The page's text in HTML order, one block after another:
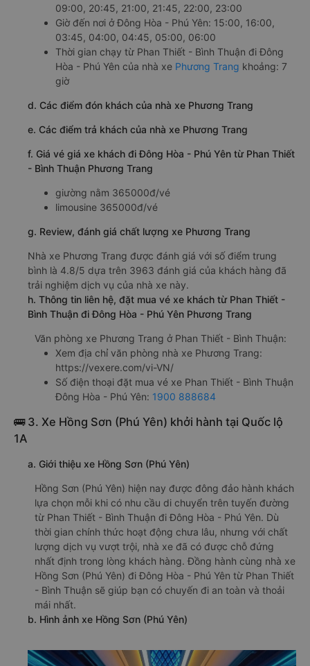
09:00, 20:45, 21:00, 21:45, 22:00, 23:00
Giờ đến nơi ở Đông Hòa - Phú Yên: 15:00, 16:00,
03:45, 04:00, 04:45, 05:00, 06:00
Thời gian chạy từ Phan Thiết - Bình Thuận đi Đông
Hòa - Phú Yên của nhà xe Phương Trang khoảng: 7
giờ
d. Các điểm đón khách của nhà xe Phương Trang
e. Các điểm trả khách của nhà xe Phương Trang
f. Giá vé giá xe khách đi Đông Hòa - Phú Yên từ Phan Thiết
- Bình Thuận Phương Trang
giường nằm 365000đ/vé
limousine 365000đ/vé
g. Review, đánh giá chất lượng xe Phương Trang
Nhà xe Phương Trang được đánh giá với số điểm trung
bình là 4.8/5 dựa trên 3963 đánh giá của khách hàng đã
trải nghiệm dịch vụ của nhà xe này.
h. Thông tin liên hệ, đặt mua vé xe khách từ Phan Thiết -
Bình Thuận đi Đông Hòa - Phú Yên Phương Trang
Văn phòng xe Phương Trang ở Phan Thiết - Bình Thuận:
Xem địa chỉ văn phòng nhà xe Phương Trang:
https://vexere.com/vi-VN/
Số điện thoại đặt mua vé xe Phan Thiết - Bình Thuận
Đông Hòa - Phú Yên: 1900 888684
🚌 3. Xe Hồng Sơn (Phú Yên) khởi hành tại Quốc lộ
1A
a. Giới thiệu xe Hồng Sơn (Phú Yên)
Hồng Sơn (Phú Yên) hiện nay được đông đảo hành khách
lựa chọn mỗi khi có nhu cầu di chuyển trên tuyến đường
từ Phan Thiết - Bình Thuận đi Đông Hòa - Phú Yên. Dù
thời gian chính thức hoạt động chưa lâu, nhưng với chất
lượng dịch vụ vượt trội, nhà xe đã có được chỗ đứng
nhất định trong lòng khách hàng. Đồng hành cùng nhà xe
Hồng Sơn (Phú Yên) đi Đông Hòa - Phú Yên từ Phan Thiết
- Bình Thuận sẽ giúp bạn có chuyến đi an toàn và thoải
mái nhất.
b. Hình ảnh xe Hồng Sơn (Phú Yên)